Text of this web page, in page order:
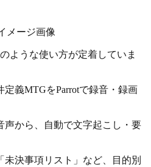
メージ画像
ような使い方が定着していま
定義MTGをParrotで録音・録画
声から、自動で文字起こし・要
未決事項リスト」など、目的別